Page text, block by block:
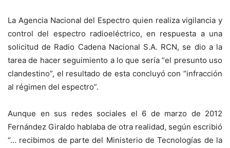
La Agencia Nacional del Espectro quien realiza vigilancia y
control del espectro radioeléctrico, en respuesta a una
solicitud de Radio Cadena Nacional S.A. RCN, se dio a la
tarea de hacer seguimiento a lo que sería “el presunto uso
clandestino”, el resultado de esta concluyó con “infracción
al régimen del espectro”.
Aunque en sus redes sociales el 6 de marzo de 2012
Fernández Giraldo hablaba de otra realidad, según escribió
“… recibimos de parte del Ministerio de Tecnologías de la